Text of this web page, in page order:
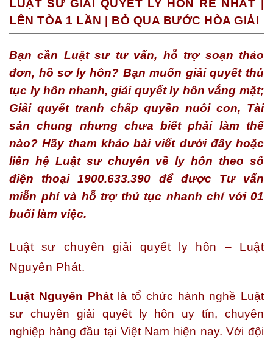
LUẬT SƯ GIẢI QUYẾT LY HÔN RẺ NHẤT |
LÊN TÒA 1 LẦN | BỎ QUA BƯỚC HÒA GIẢI
Bạn cần Luật sư tư vấn, hỗ trợ soạn thảo
đơn, hồ sơ ly hôn? Bạn muốn giải quyết thủ
tục ly hôn nhanh, giải quyết ly hôn vắng mặt;
Giải quyết tranh chấp quyền nuôi con, Tài
sản chung nhưng chưa biết phải làm thế
nào? Hãy tham khảo bài viết dưới đây hoặc
liên hệ Luật sư chuyên về ly hôn theo số
điện thoại 1900.633.390 để được Tư vấn
miễn phí và hỗ trợ thủ tục nhanh chỉ với 01
buổi làm việc.
Luật sư chuyên giải quyết ly hôn – Luật
Nguyên Phát.
Luật Nguyên Phátlà tổ chức hành nghề Luật
sư chuyên giải quyết ly hôn uy tín, chuyên
nghiệp hàng đầu tại Việt Nam hiện nay. Với đội